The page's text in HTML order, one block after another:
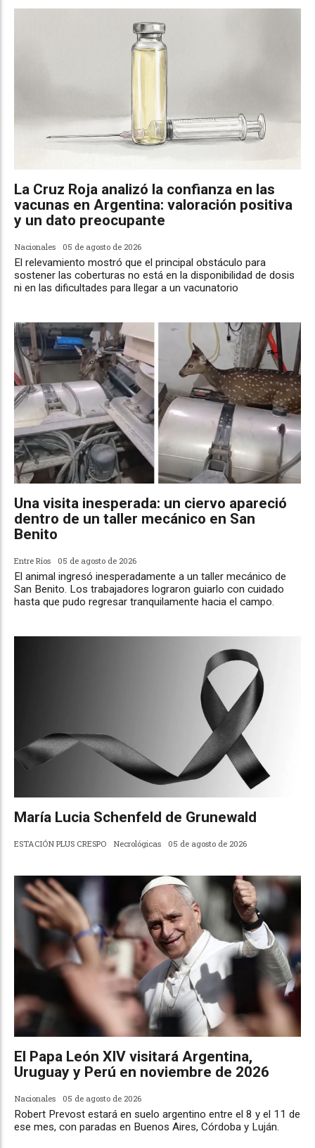
La Cruz Roja analizó la confianza en las
vacunas en Argentina: valoración positiva
y un dato preocupante
Nacionales 05 de agosto de 2026
El relevamiento mostró que el principal obstáculo para
sostener las coberturas no está en la disponibilidad de dosis
ni en las dificultades para llegar a un vacunatorio
Una visita inesperada: un ciervo apareció
dentro de un taller mecánico en San
Benito
Entre Ríos 05 de agosto de 2026
El animal ingresó inesperadamente a un taller mecánico de
San Benito. Los trabajadores lograron guiarlo con cuidado
hasta que pudo regresar tranquilamente hacia el campo.
María Lucia Schenfeld de Grunewald
ESTACIÓN PLUS CRESPO Necrológicas 05 de agosto de 2026
El Papa León XIV visitará Argentina,
Uruguay y Perú en noviembre de 2026
Nacionales 05 de agosto de 2026
Robert Prevost estará en suelo argentino entre el 8 y el 11 de
ese mes, con paradas en Buenos Aires, Córdoba y Luján.